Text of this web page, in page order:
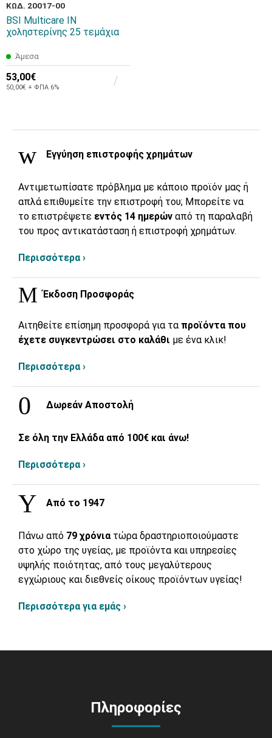
ΚΩΔ. 20017-00
BSI Multicare IN
χοληστερίνης 25 τεμάχια
Άμεσα
53,00€
50,00€ + ΦΠΑ 6%
Εγγύηση επιστροφής χρημάτων
Αντιμετωπίσατε πρόβλημα με κάποιο προϊόν μας ή
απλά επιθυμείτε την επιστροφή του; Μπορείτε να
το επιστρέψετε εντός 14 ημερών από τη παραλαβή
του προς αντικατάσταση ή επιστροφή χρημάτων.
Περισσότερα ›
Έκδοση Προσφοράς
Αιτηθείτε επίσημη προσφορά για τα προϊόντα που
έχετε συγκεντρώσει στο καλάθι με ένα κλικ!
Περισσότερα ›
Δωρεάν Αποστολή
Σε όλη την Ελλάδα από 100€ και άνω!
Περισσότερα ›
Από το 1947
Πάνω από 79 χρόνια τώρα δραστηριοποιούμαστε
στο χώρο της υγείας, με προϊόντα και υπηρεσίες
υψηλής ποιότητας, από τους μεγαλύτερους
εγχώριους και διεθνείς οίκους προϊόντων υγείας!
Περισσότερα για εμάς ›
Πληροφορίες